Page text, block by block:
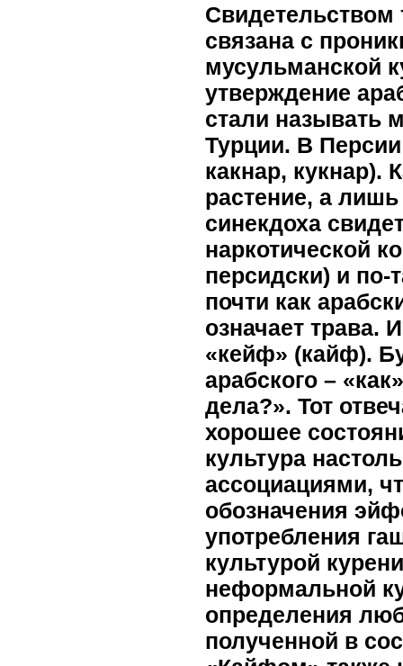
Свидетельством
связана с
мусульманской
утверждение
стали называть
Турции. В
какнар, кукнар).
растение, а
синекдоха
наркотической
персидски) и по-
почти как
означает трава.
«кейф» (кайф).
арабского –
дела?». Тот
хорошее
культура
ассоциациями,
обозначения
употребления
культурой
неформальной
определения
полученной в